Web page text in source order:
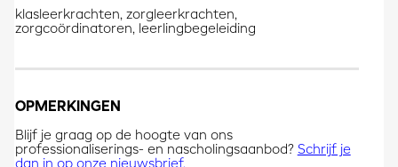
klasleerkrachten, zorgleerkrachten,
zorgcoördinatoren, leerlingbegeleiding
OPMERKINGEN
Blijf je graag op de hoogte van ons
professionaliserings- en nascholingsaanbod? Schrijf je